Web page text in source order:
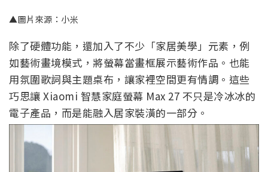
▲圖片來源：小米
除了硬體功能，還加入了不少「家居美學」元素，例
如藝術畫境模式，將螢幕當畫框展示藝術作品。也能
用氛圍歌詞與主題桌布，讓家裡空間更有情調。這些
巧思讓 Xiaomi 智慧家庭螢幕 Max 27 不只是冷冰冰的
電子產品，而是能融入居家裝潢的一部分。